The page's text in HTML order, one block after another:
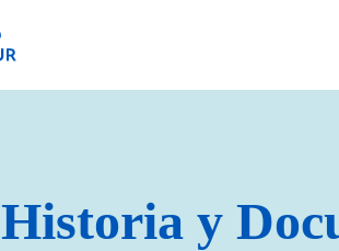
Historia y